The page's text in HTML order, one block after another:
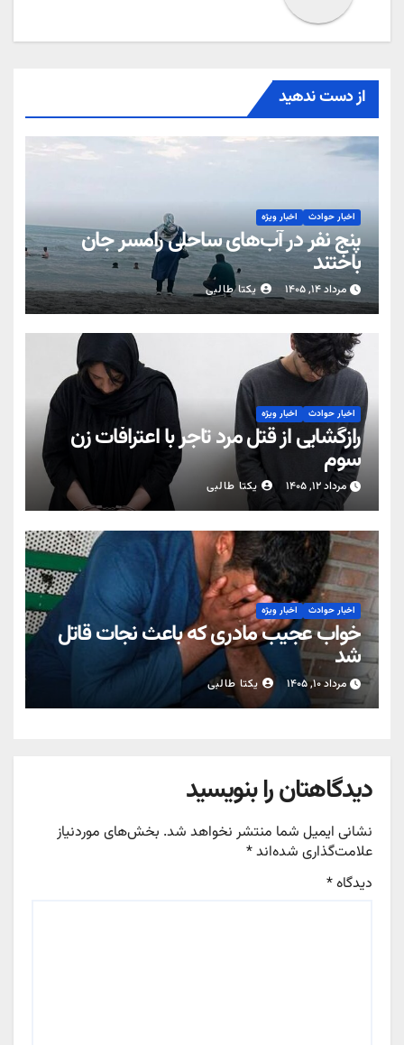
از دست ندهید
اخبار حوادث اخبار ویژه
پنج نفر در آب‌های ساحلی رامسر جان
باختند
مرداد ۱۴, ۱۴۰۵ یکتا طالبی
اخبار حوادث اخبار ویژه
رازگشایی از قتل مرد تاجر با اعترافات زن
سوم
مرداد ۱۲, ۱۴۰۵ یکتا طالبی
اخبار حوادث اخبار ویژه
خواب عجیب مادری که باعث نجات قاتل
شد
مرداد ۱۰, ۱۴۰۵ یکتا طالبی
دیدگاهتان را بنویسید
نشانی ایمیل شما منتشر نخواهد شد. بخش‌های موردنیاز
علامت‌گذاری شده‌اند*
دیدگاه*